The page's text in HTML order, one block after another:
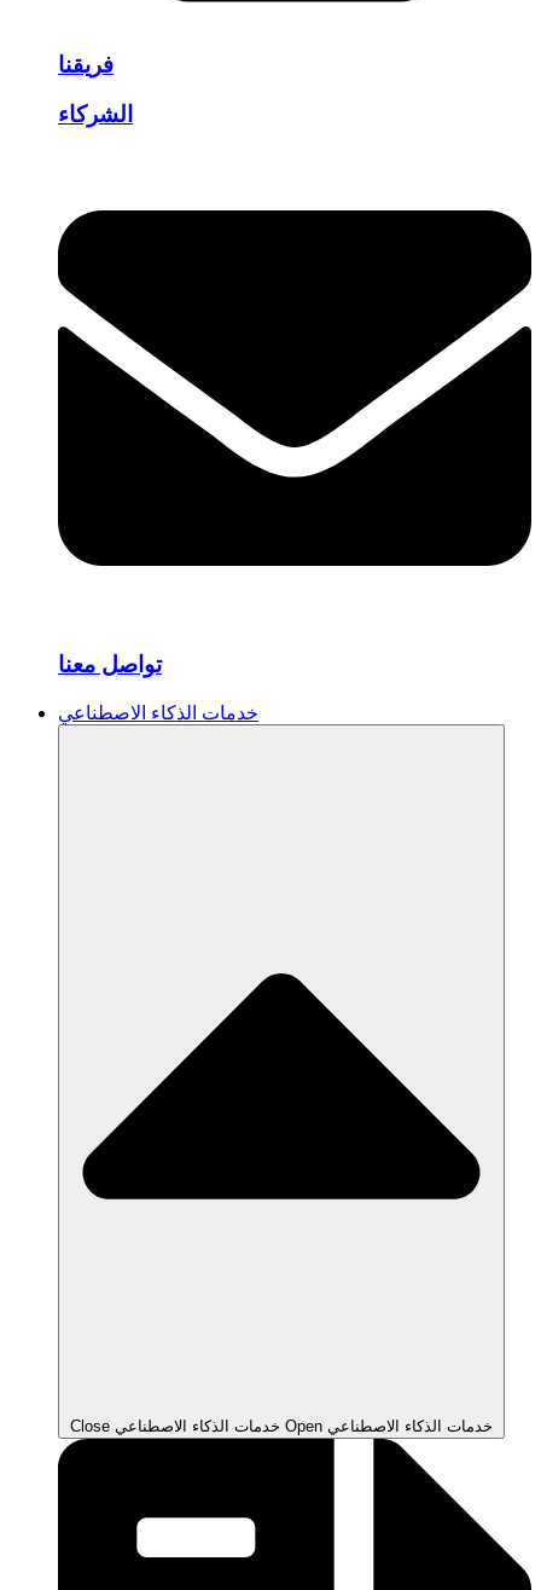
فريقنا
الشركاء
تواصل معنا
خدمات الذكاء الاصطناعي
Close خدمات الذكاء الاصطناعي Open خدمات الذكاء الاصطناعي